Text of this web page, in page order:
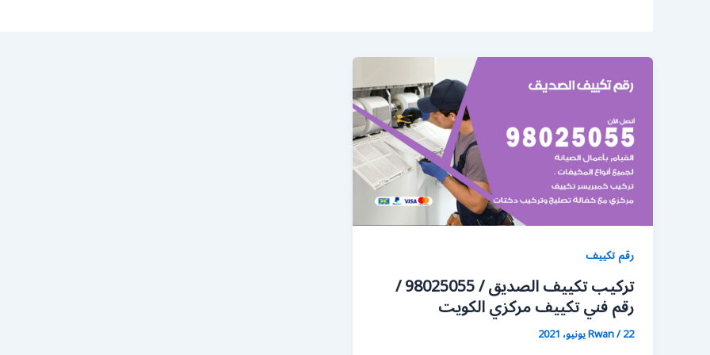
رقم تكييف
تركيب تكييف الصديق / 98025055 /
رقم فني تكييف مركزي الكويت
Rwan/22 يونيو، 2021